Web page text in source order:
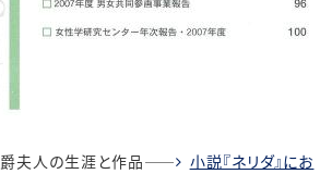
爵夫人の生涯と作品――
小説『ネリダ』にお